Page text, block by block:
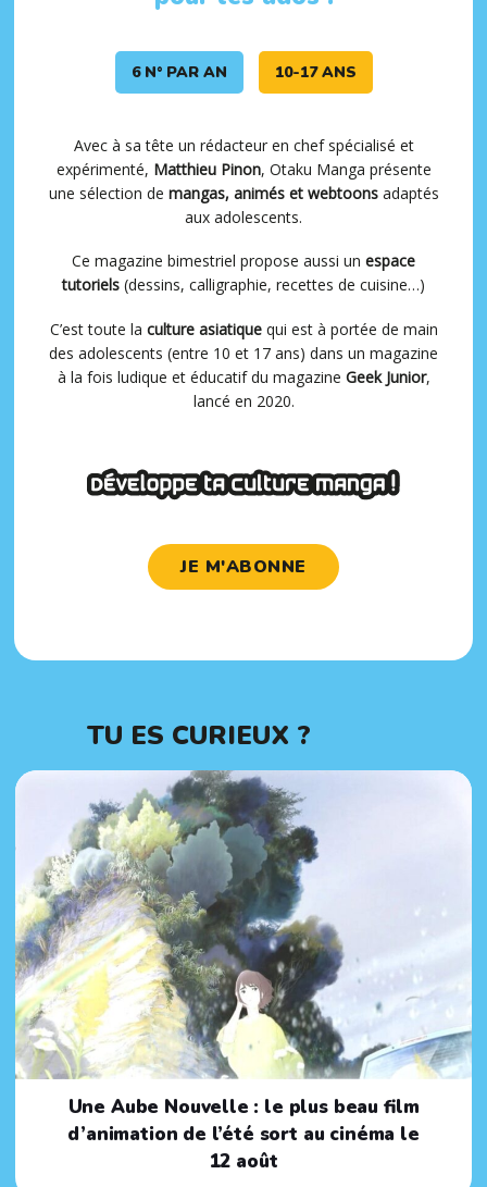
6 N° PAR AN 10-17 ANS
Avec à sa tête un rédacteur en chef spécialisé et
expérimenté, Matthieu Pinon, Otaku Manga présente
une sélection de mangas, animés et webtoonsadaptés
aux adolescents.
Ce magazine bimestriel propose aussi un espace
tutoriels (dessins, calligraphie, recettes de cuisine…)
C’est toute la culture asiatiquequi est à portée de main
des adolescents (entre 10 et 17 ans) dans un magazine
à la fois ludique et éducatif du magazine Geek Junior,
lancé en 2020.
JE M'ABONNE
TU ES CURIEUX ?
Une Aube Nouvelle : le plus beau film
d’animation de l’été sort au cinéma le
12 août